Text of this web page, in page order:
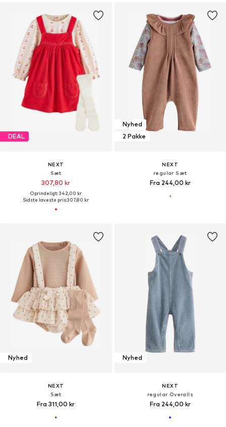
DEAL
NEXT
Sæt
307,80 kr
Oprindeligt: 342,00 kr
Sidste laveste pris:307,80 kr
Nyhed
2 Pakke
NEXT
regular Sæt
Fra 244,00 kr
Nyhed
NEXT
Sæt
Fra 311,00 kr
Nyhed
NEXT
regular Overalls
Fra 244,00 kr